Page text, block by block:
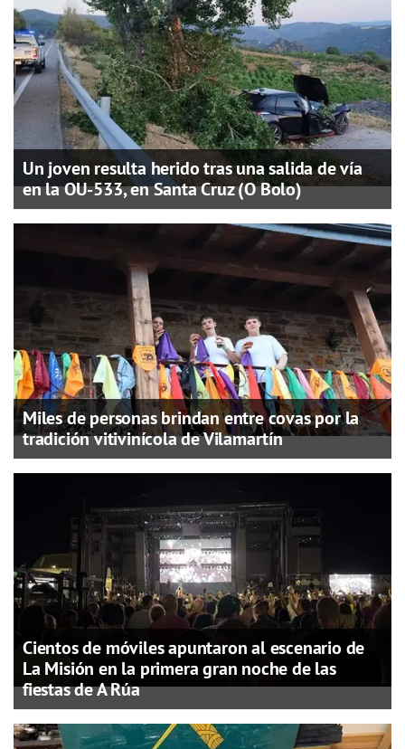
Un joven resulta herido tras una salida de vía
en la OU-533, en Santa Cruz (O Bolo)
Miles de personas brindan entre covas por la
tradición vitivinícola de Vilamartín
Cientos de móviles apuntaron al escenario de
La Misión en la primera gran noche de las
fiestas de A Rúa